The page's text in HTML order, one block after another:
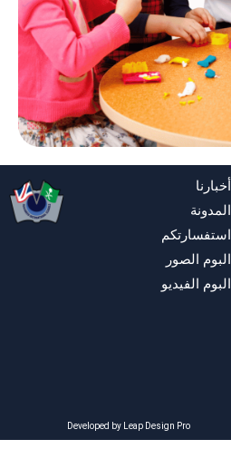
أخبارنا
المدونة
استفسارتكم
البوم الصور
البوم الفيديو
Developed by Leap Design Pro